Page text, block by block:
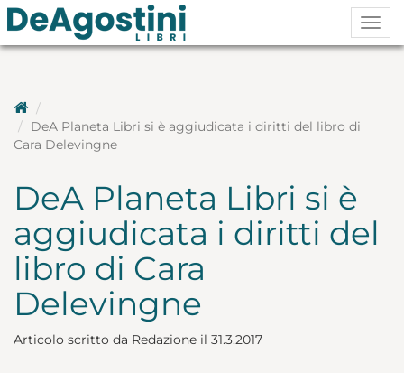
DeA Planeta Libri si è aggiudicata i diritti del libro di
Cara Delevingne
DeA Planeta Libri si è
aggiudicata i diritti del
libro di Cara
Delevingne
Articolo scritto da Redazione il 31.3.2017